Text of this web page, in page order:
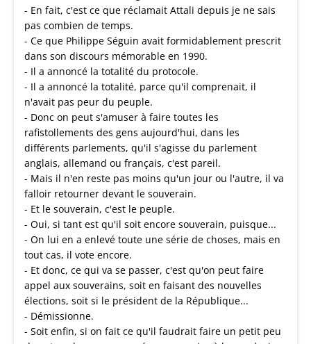
- En fait, c'est ce que réclamait Attali depuis je ne sais
pas combien de temps.
- Ce que Philippe Séguin avait formidablement prescrit
dans son discours mémorable en 1990.
- Il a annoncé la totalité du protocole.
- Il a annoncé la totalité, parce qu'il comprenait, il
n'avait pas peur du peuple.
- Donc on peut s'amuser à faire toutes les
rafistollements des gens aujourd'hui, dans les
différents parlements, qu'il s'agisse du parlement
anglais, allemand ou français, c'est pareil.
- Mais il n'en reste pas moins qu'un jour ou l'autre, il va
falloir retourner devant le souverain.
- Et le souverain, c'est le peuple.
- Oui, si tant est qu'il soit encore souverain, puisque...
- On lui en a enlevé toute une série de choses, mais en
tout cas, il vote encore.
- Et donc, ce qui va se passer, c'est qu'on peut faire
appel aux souverains, soit en faisant des nouvelles
élections, soit si le président de la République...
- Démissionne.
- Soit enfin, si on fait ce qu'il faudrait faire un petit peu